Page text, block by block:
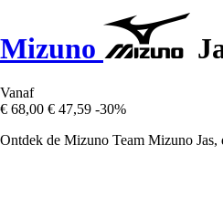
Mizuno
Vanaf
€ 68,00 € 47,59 -30%
Ontdek de Mizuno Team Mizuno